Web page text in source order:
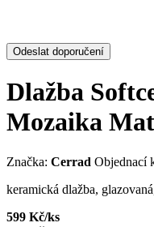
Odeslat doporučení
Dlažba
Mozaika
Značka: Cerrad Objednací
keramická dlažba,
599 Kč/ks